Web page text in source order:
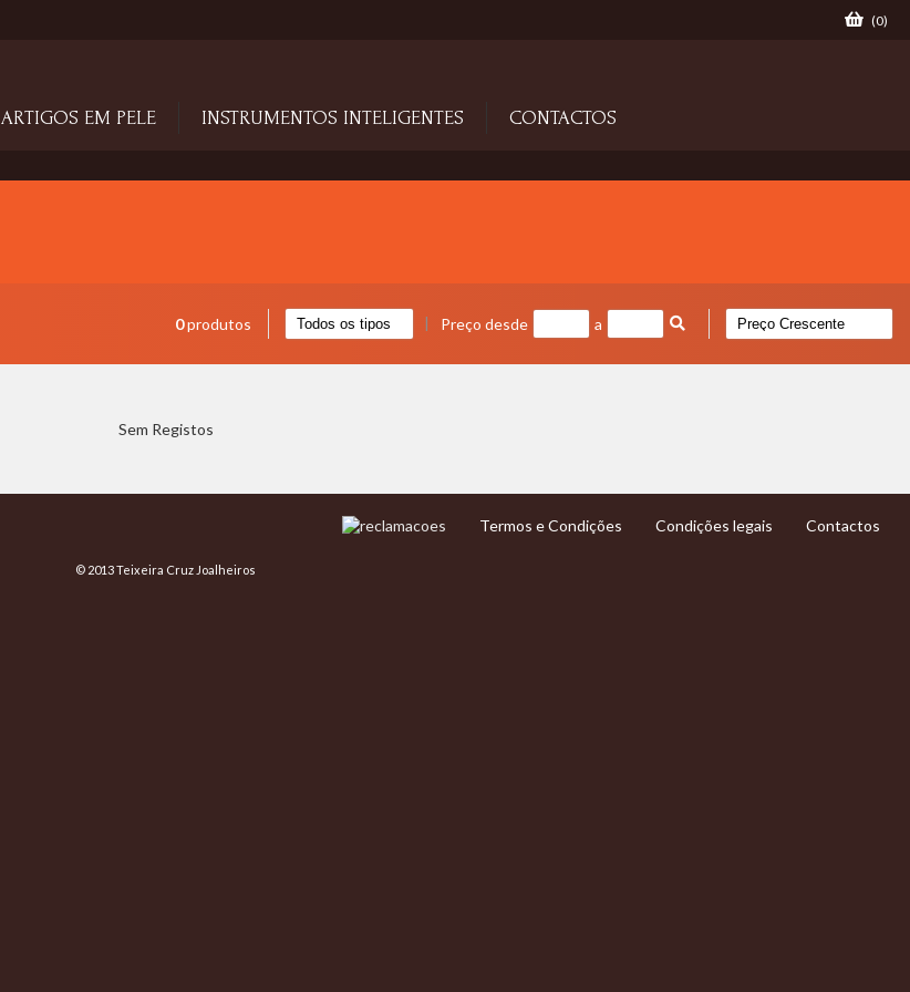
(0)
ARTIGOS EM PELE INSTRUMENTOS INTELIGENTES CONTACTOS
0produtos Preço desde a
Sem Registos
Termos e Condições Condições legais Contactos
© 2013 Teixeira Cruz Joalheiros